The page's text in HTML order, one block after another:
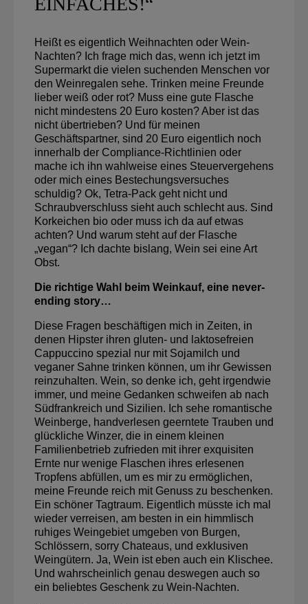
Heißt es eigentlich Weihnachten oder Wein-
Nachten? Ich frage mich das, wenn ich jetzt im
Supermarkt die vielen suchenden Menschen vor
den Weinregalen sehe. Trinken meine Freunde
lieber weiß oder rot? Muss eine gute Flasche
nicht mindestens 20 Euro kosten? Aber ist das
nicht übertrieben? Und für meinen
Geschäftspartner, sind 20 Euro eigentlich noch
innerhalb der Compliance-Richtlinien oder
mache ich ihn wahlweise eines Steuervergehens
oder mich eines Bestechungsversuches
schuldig? Ok, Tetra-Pack geht nicht und
Schraubverschluss sieht auch schlecht aus. Sind
Korkeichen bio oder muss ich da auf etwas
achten? Und warum steht auf der Flasche
„vegan“? Ich dachte bislang, Wein sei eine Art
Obst.
Die richtige Wahl beim Weinkauf, eine never-
ending story…
Diese Fragen beschäftigen mich in Zeiten, in
denen Hipster ihren gluten- und laktosefreien
Cappuccino spezial nur mit Sojamilch und
veganer Sahne trinken können, um ihr Gewissen
reinzuhalten. Wein, so denke ich, geht irgendwie
immer, und meine Gedanken schweifen ab nach
Südfrankreich und Sizilien. Ich sehe romantische
Weinberge, handverlesen geerntete Trauben und
glückliche Winzer, die in einem kleinen
Familienbetrieb zufrieden mit ihrer exquisiten
Ernte nur wenige Flaschen ihres erlesenen
Tropfens abfüllen, um es mir zu ermöglichen,
meine Freunde reich mit Genuss zu beschenken.
Ein schöner Tagtraum. Eigentlich müsste ich mal
wieder verreisen, am besten in ein himmlisch
ruhiges Weingebiet umgeben von Burgen,
Schlössern, sorry Chateaus, und exklusiven
Weingütern. Ja, Wein ist eben auch ein Klischee.
Und wahrscheinlich genau deswegen auch so
ein beliebtes Geschenk zu Wein-Nachten.